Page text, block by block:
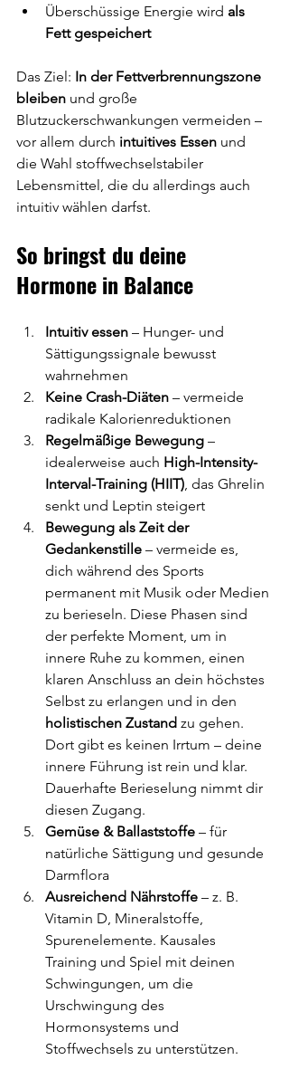
Überschüssige Energie wird als
Fett gespeichert
Das Ziel: In der Fettverbrennungszone
bleiben und große
Blutzuckerschwankungen vermeiden –
vor allem durch intuitives Essen und
die Wahl stoffwechselstabiler
Lebensmittel, die du allerdings auch
intuitiv wählen darfst.
So bringst du deine
Hormone in Balance
Intuitiv essen – Hunger- und
Sättigungssignale bewusst
wahrnehmen
Keine Crash-Diäten – vermeide
radikale Kalorienreduktionen
Regelmäßige Bewegung –
idealerweise auch High-Intensity-
Interval-Training (HIIT), das Ghrelin
senkt und Leptin steigert
Bewegung als Zeit der
Gedankenstille – vermeide es,
dich während des Sports
permanent mit Musik oder Medien
zu berieseln. Diese Phasen sind
der perfekte Moment, um in
innere Ruhe zu kommen, einen
klaren Anschluss an dein höchstes
Selbst zu erlangen und in den
holistischen Zustand zu gehen.
Dort gibt es keinen Irrtum – deine
innere Führung ist rein und klar.
Dauerhafte Berieselung nimmt dir
diesen Zugang.
Gemüse & Ballaststoffe – für
natürliche Sättigung und gesunde
Darmflora
Ausreichend Nährstoffe – z. B.
Vitamin D, Mineralstoffe,
Spurenelemente. Kausales
Training und Spiel mit deinen
Schwingungen, um die
Urschwingung des
Hormonsystems und
Stoffwechsels zu unterstützen.